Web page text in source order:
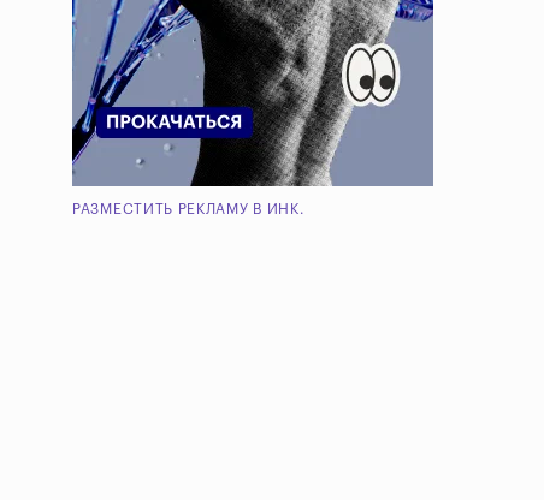
РАЗМЕСТИТЬ РЕКЛАМУ В ИНК.